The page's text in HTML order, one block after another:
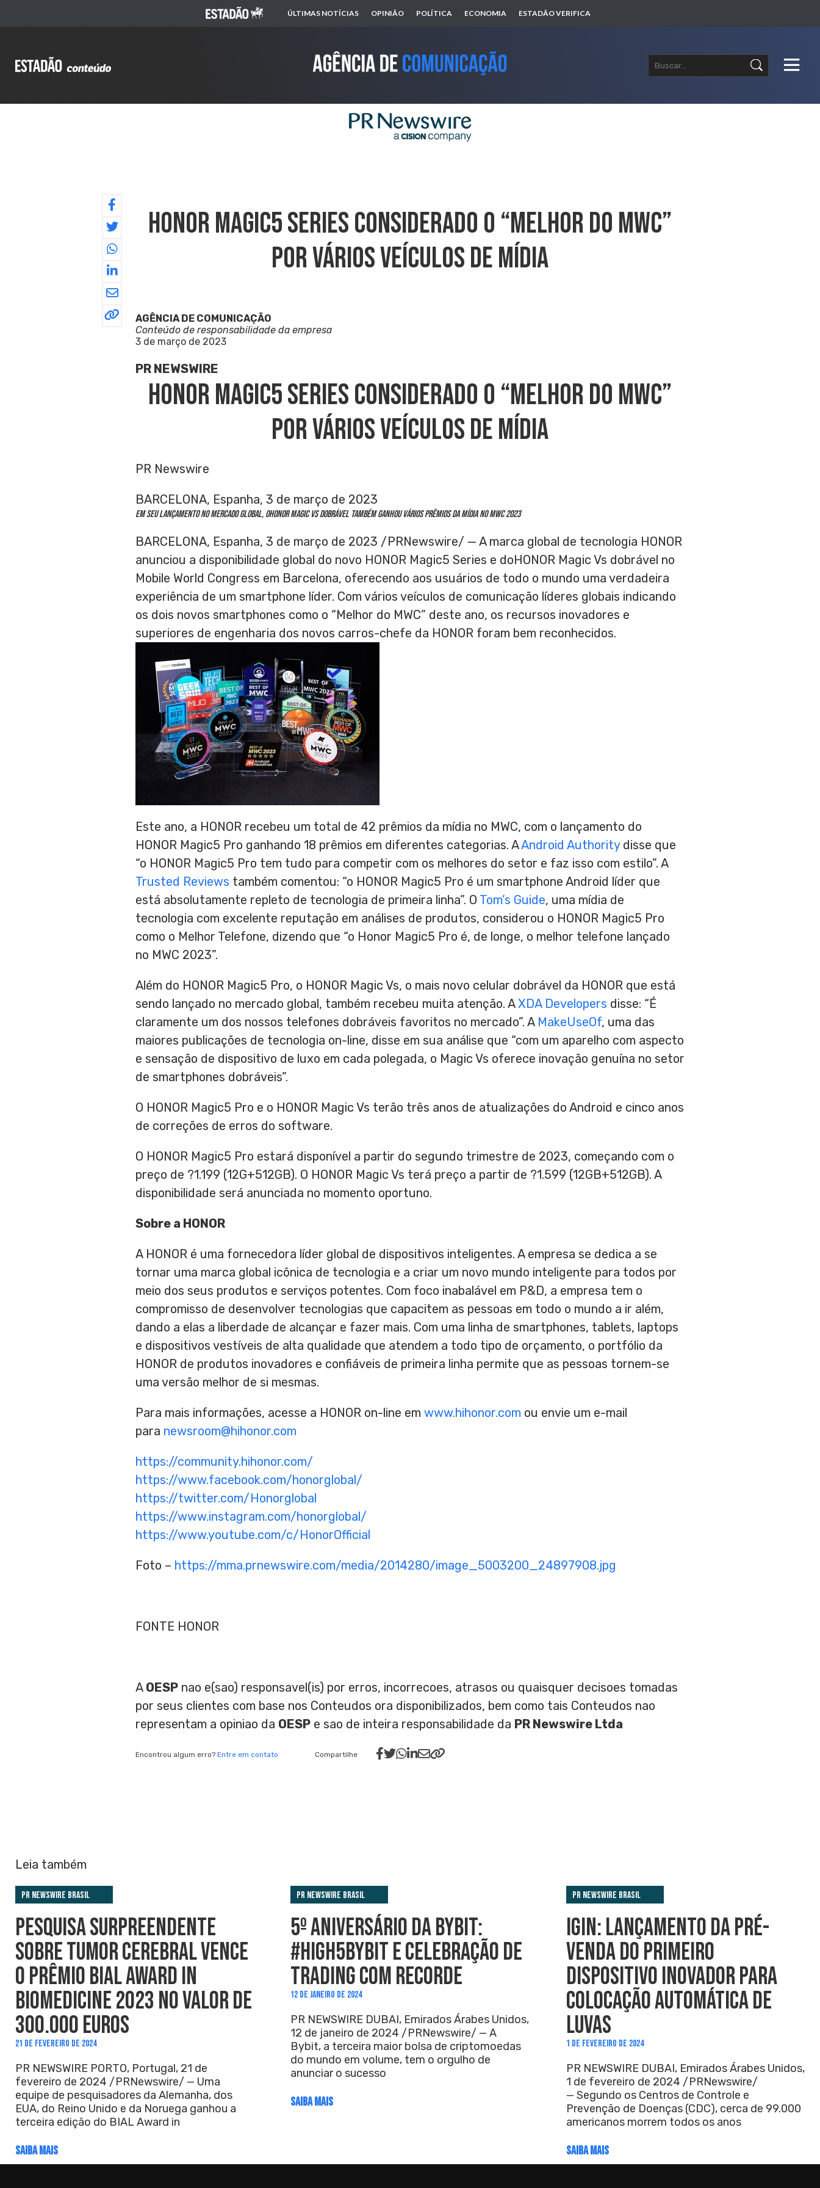
ÚLTIMAS NOTÍCIAS OPINIÃO POLÍTICA ECONOMIA ESTADÃO VERIFICA
HONOR Magic5 Series Considerado O “Melhor Do MWC”
Por Vários Veículos De Mídia
AGÊNCIA DE COMUNICAÇÃO
Conteúdo de responsabilidade da empresa
3 de março de 2023
PR NEWSWIRE
HONOR Magic5 Series Considerado O “Melhor Do MWC”
Por Vários Veículos De Mídia
PR Newswire
BARCELONA, Espanha, 3 de março de 2023
Em seu lançamento no mercado global, oHONOR Magic Vs dobrável também ganhou vários prêmios da mídia no MWC 2023
BARCELONA, Espanha, 3 de março de 2023 /PRNewswire/ — A marca global de tecnologia HONOR
anunciou a disponibilidade global do novo HONOR Magic5 Series e doHONOR Magic Vs dobrável no
Mobile World Congress em Barcelona, oferecendo aos usuários de todo o mundo uma verdadeira
experiência de um smartphone líder. Com vários veículos de comunicação líderes globais indicando
os dois novos smartphones como o “Melhor do MWC” deste ano, os recursos inovadores e
superiores de engenharia dos novos carros-chefe da HONOR foram bem reconhecidos.
Este ano, a HONOR recebeu um total de 42 prêmios da mídia no MWC, com o lançamento do
HONOR Magic5 Pro ganhando 18 prêmios em diferentes categorias. AAndroid Authoritydisse que
“o HONOR Magic5 Pro tem tudo para competir com os melhores do setor e faz isso com estilo”. A
Trusted Reviews também comentou: “o HONOR Magic5 Pro é um smartphone Android líder que
está absolutamente repleto de tecnologia de primeira linha”. O Tom’s Guide, uma mídia de
tecnologia com excelente reputação em análises de produtos, considerou o HONOR Magic5 Pro
como o Melhor Telefone, dizendo que “o Honor Magic5 Pro é, de longe, o melhor telefone lançado
no MWC 2023”.
Além do HONOR Magic5 Pro, o HONOR Magic Vs, o mais novo celular dobrável da HONOR que está
sendo lançado no mercado global, também recebeu muita atenção. AXDA Developers disse: “É
claramente um dos nossos telefones dobráveis favoritos no mercado”. A MakeUseOf, uma das
maiores publicações de tecnologia on-line, disse em sua análise que “com um aparelho com aspecto
e sensação de dispositivo de luxo em cada polegada, o Magic Vs oferece inovação genuína no setor
de smartphones dobráveis”.
O HONOR Magic5 Pro e o HONOR Magic Vs terão três anos de atualizações do Android e cinco anos
de correções de erros do software.
O HONOR Magic5 Pro estará disponível a partir do segundo trimestre de 2023, começando com o
preço de ?1.199 (12G+512GB). O HONOR Magic Vs terá preço a partir de ?1.599 (12GB+512GB). A
disponibilidade será anunciada no momento oportuno.
Sobre a HONOR
A HONOR é uma fornecedora líder global de dispositivos inteligentes. A empresa se dedica a se
tornar uma marca global icônica de tecnologia e a criar um novo mundo inteligente para todos por
meio dos seus produtos e serviços potentes. Com foco inabalável em P&D, a empresa tem o
compromisso de desenvolver tecnologias que capacitem as pessoas em todo o mundo a ir além,
dando a elas a liberdade de alcançar e fazer mais. Com uma linha de smartphones, tablets, laptops
e dispositivos vestíveis de alta qualidade que atendem a todo tipo de orçamento, o portfólio da
HONOR de produtos inovadores e confiáveis de primeira linha permite que as pessoas tornem-se
uma versão melhor de si mesmas.
Para mais informações, acesse a HONOR on-line em www.hihonor.com ou envie um e-mail
para newsroom@hihonor.com
https://community.hihonor.com/
https://www.facebook.com/honorglobal/
https://twitter.com/Honorglobal
https://www.instagram.com/honorglobal/
https://www.youtube.com/c/HonorOfficial
Foto – https://mma.prnewswire.com/media/2014280/image_5003200_24897908.jpg
FONTE HONOR
A OESP nao e(sao) responsavel(is) por erros, incorrecoes, atrasos ou quaisquer decisoes tomadas
por seus clientes com base nos Conteudos ora disponibilizados, bem como tais Conteudos nao
representam a opiniao da OESP e sao de inteira responsabilidade da PR Newswire Ltda
Encontrou algum erro? Entre em contato Compartilhe
Leia também
PR Newswire Brasil
PESQUISA SURPREENDENTE
SOBRE TUMOR CEREBRAL VENCE
O PRÊMIO BIAL AWARD IN
BIOMEDICINE 2023 NO VALOR DE
300.000 EUROS
21 DE FEVEREIRO DE 2024
PR NEWSWIRE PORTO, Portugal, 21 de
fevereiro de 2024 /PRNewswire/ — Uma
equipe de pesquisadores da Alemanha, dos
EUA, do Reino Unido e da Noruega ganhou a
terceira edição do BIAL Award in
SAIBA MAIS
PR Newswire Brasil
5º ANIVERSÁRIO DA BYBIT:
#HIGH5BYBIT E CELEBRAÇÃO DE
TRADING COM RECORDE
12 DE JANEIRO DE 2024
PR NEWSWIRE DUBAI, Emirados Árabes Unidos,
12 de janeiro de 2024 /PRNewswire/ — A
Bybit, a terceira maior bolsa de criptomoedas
do mundo em volume, tem o orgulho de
anunciar o sucesso
SAIBA MAIS
PR Newswire Brasil
IGIN: LANÇAMENTO DA PRÉ-
VENDA DO PRIMEIRO
DISPOSITIVO INOVADOR PARA
COLOCAÇÃO AUTOMÁTICA DE
LUVAS
1 DE FEVEREIRO DE 2024
PR NEWSWIRE DUBAI, Emirados Árabes Unidos,
1 de fevereiro de 2024 /PRNewswire/
— Segundo os Centros de Controle e
Prevenção de Doenças (CDC), cerca de 99.000
americanos morrem todos os anos
SAIBA MAIS